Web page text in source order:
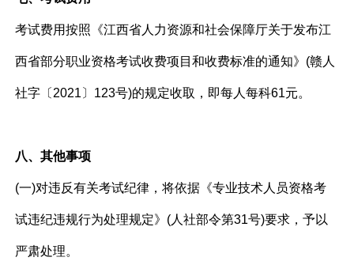
考试费用按照《江西省人力资源和社会保障厅关于发布江
西省部分职业资格考试收费项目和收费标准的通知》(赣人
社字〔2021〕123号)的规定收取，即每人每科61元。
八、其他事项
(一)对违反有关考试纪律，将依据《专业技术人员资格考
试违纪违规行为处理规定》(人社部令第31号)要求，予以
严肃处理。